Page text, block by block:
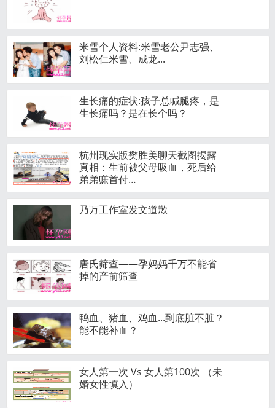
米雪个人资料:米雪老公尹志强、
刘松仁米雪、成龙...
生长痛的症状:孩子总喊腿疼，是
生长痛吗？是在长个吗？
杭州现实版樊胜美聊天截图揭露
真相：生前被父母吸血，死后给
弟弟赚首付…
乃万工作室发文道歉
唐氏筛查——孕妈妈千万不能省
掉的产前筛查
鸭血、猪血、鸡血...到底脏不脏？
能不能补血？
女人第一次 Vs 女人第100次 （未
婚女性慎入）